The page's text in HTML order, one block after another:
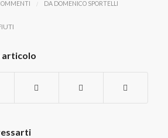
/ DA DOMENICO SPORTELLI
articolo